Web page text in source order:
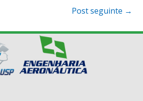
Post seguinte →